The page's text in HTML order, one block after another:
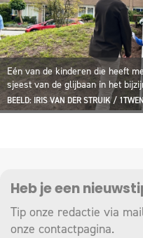
Eén van de kinderen die heeft
sjeest van de glijbaan in het
BEELD: IRIS VAN DER STRUIK /
Heb je een
Tip onze redactie via
onze contactpagina.